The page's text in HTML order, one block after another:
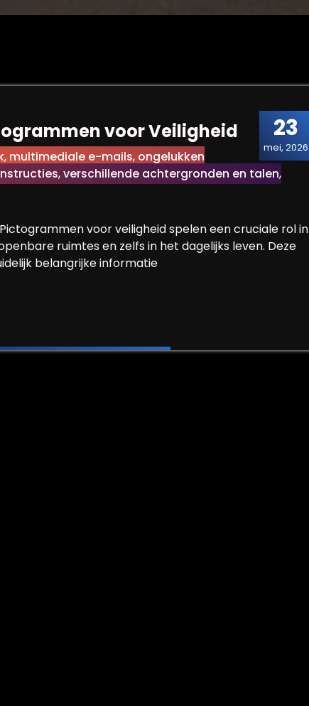
23
mei, 2026
voor Veiligheid
, multimediale e-mails, ongelukken
,verschillende achtergronden en talen,
voor veiligheid spelen een cruciale rol in
ruimtes en zelfs in het dagelijks leven. Deze
belangrijke informatie
Pictogrammen voor Veiligheid